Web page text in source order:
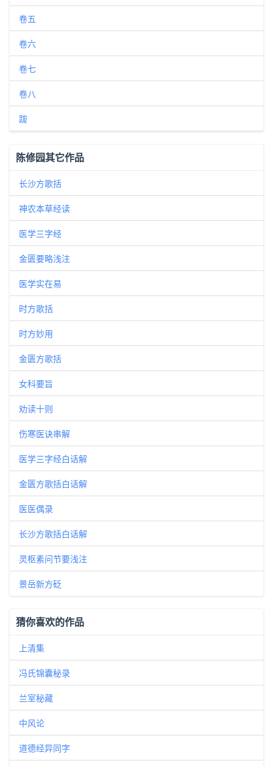
卷五
卷六
卷七
卷八
跋
陈修园其它作品
长沙方歌括
神农本草经读
医学三字经
金匮要略浅注
医学实在易
时方歌括
时方妙用
金匮方歌括
女科要旨
劝读十则
伤寒医诀串解
医学三字经白话解
金匮方歌括白话解
医医偶录
长沙方歌括白话解
灵枢素问节要浅注
景岳新方砭
猜你喜欢的作品
上清集
冯氏锦囊秘录
兰室秘藏
中风论
道德经异同字